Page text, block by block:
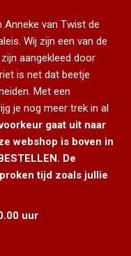
Anneke van Twist de
Wij zijn een van de
aangekleed door
is net dat beetje
Met een
je nog meer trek in al
gaat uit naar
webshop is boven in
De
tijd zoals jullie
uur